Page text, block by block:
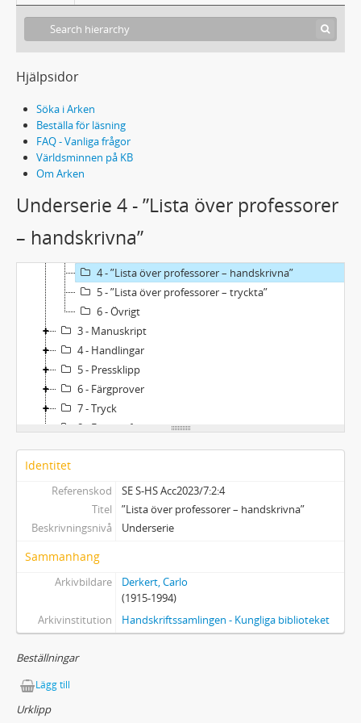
Hjälpsidor
Söka i Arken
Beställa för läsning
FAQ - Vanliga frågor
Världsminnen på KB
Om Arken
Underserie 4 - ”Lista över professorer
– handskrivna”
Acc2023/7 - Carlo Derkerts samling, tillägg
1 - Brev
2 - Biographica
1 - "Barn och konst"
2 - Anteckningar från studierna.
4 - ”Lista över professorer – handskrivna”
5 - ”Lista över professorer – tryckta”
6 - Övrigt
3 - Manuskript
4 - Handlingar
5 - Pressklipp
6 - Färgprover
7 - Tryck
8 - Fotografier
9 - Övrigt
Identitet
Referenskod
SE S-HS Acc2023/7:2:4
Titel
”Lista över professorer – handskrivna”
Beskrivningsnivå
Underserie
Sammanhang
Arkivbildare
Derkert, Carlo
(1915-1994)
Arkivinstitution
Handskriftssamlingen - Kungliga biblioteket
Beställningar
Lägg till
Urklipp